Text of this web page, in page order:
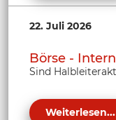
22. Juli 2026
Börse - Intern
Sind
Weiterlesen...